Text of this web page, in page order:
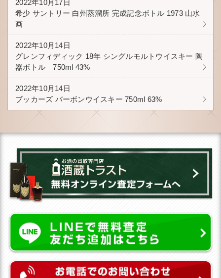
2022年10月17日
希少 サントリー 白州蒸溜所 完成記念ボトル 1973 山水
画
2022年10月14日
グレンフィディック 18年 シングルモルトウイスキー 陶
器ボトル 750ml 43%
2022年10月14日
ブッカーズ バーボンウイスキー 750ml 63%